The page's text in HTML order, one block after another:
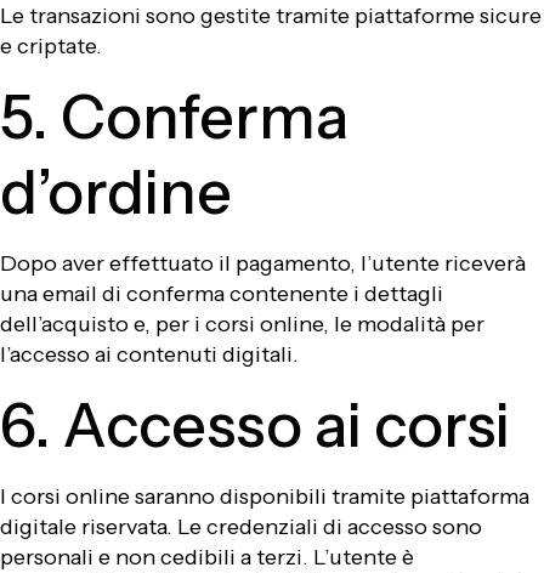
Le transazioni sono gestite tramite piattaforme sicure
e criptate.
5. Conferma
d’ordine
Dopo aver effettuato il pagamento, l’utente riceverà
una email di conferma contenente i dettagli
dell’acquisto e, per i corsi online, le modalità per
l’accesso ai contenuti digitali.
6. Accesso ai corsi
I corsi online saranno disponibili tramite piattaforma
digitale riservata. Le credenziali di accesso sono
personali e non cedibili a terzi. L’utente è